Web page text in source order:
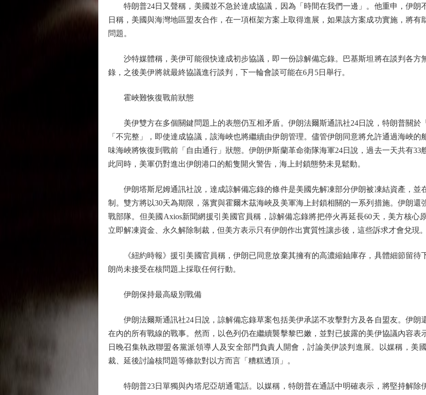
特朗普24日又聲稱，美國並不急於達成協議，因為「時間在我們一邊」。他重申，伊朗
日稱，美國與海灣地區盟友合作，在一項框架方案上取得進展，如果該方案成功實施，將有
問題。
沙特媒體稱，美伊可能很快達成初步協議，即一份諒解備忘錄。巴基斯坦將在談判各方
錄，之後美伊將就最終協議進行談判，下一輪會談可能在6月5日舉行。
霍峽難恢復戰前狀態
美伊雙方在多個關鍵問題上的表態仍互相矛盾。伊朗法爾斯通訊社24日說，特朗普關於
「不完整」，即使達成協議，該海峽也將繼續由伊朗管理。儘管伊朗同意將允許通過海峽
味海峽將恢復到戰前「自由通行」狀態。伊朗伊斯蘭革命衛隊海軍24日說，過去一天共有33
此同時，美軍仍對進出伊朗港口的船隻開火警告，海上封鎖態勢未見鬆動。
伊朗塔斯尼姆通訊社說，達成諒解備忘錄的條件是美國先解凍部分伊朗被凍結資產，並
制。雙方將以30天為期限，落實與霍爾木茲海峽及美軍海上封鎖相關的一系列措施。伊朗還
戰部隊。但美國Axios新聞網援引美國官員稱，諒解備忘錄將把停火再延長60天，美方核心
立即解凍資金、永久解除制裁，但美方表示只有伊朗作出實質性讓步後，這些訴求才會兌現。
《紐約時報》援引美國官員稱，伊朗已同意放棄其擁有的高濃縮鈾庫存，具體細節留待
朗尚未接受在核問題上採取任何行動。
伊朗保持最高級別戰備
伊朗法爾斯通訊社24日說，諒解備忘錄草案包括美伊承諾不攻擊對方及各自盟友。伊朗
在內的所有戰線的戰事。然而，以色列仍在繼續襲擊黎巴嫩，並對已披露的美伊協議內容表
日晚召集執政聯盟各黨派領導人及安全部門負責人開會，討論美伊談判進展。以媒稱，美
裁、延後討論核問題等條款對以方而言「糟糕透頂」。
特朗普23日單獨與內塔尼亞胡通電話。以媒稱，特朗普在通話中明確表示，將堅持解除